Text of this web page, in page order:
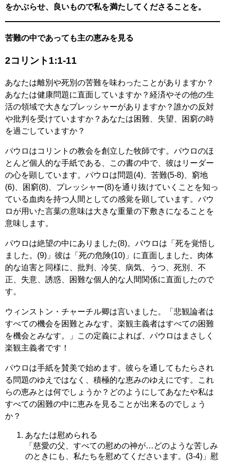
をかぶらせ、良いもので私を満たしてくださることを。
苦難の中であっても主の恵みを見る
2コリント1:1-11
あなたは離別や死別の苦難を味わったことがありますか？
あなたは健康問題に直面していますか？経済やその他の生
活の領域で大きなプレッシャーがありますか？誰かの反対
や批判を受けていますか？あなたは困難、失望、困窮の時
を過ごしていますか？
パウロはコリントの教会を創立した牧師です。パウロのほ
とんど個人的な手紙である、この書の中で、彼はリーダー
の心を顕しています。パウロは問題(4)、苦難(5-8)、窮地
(6)、困窮(8)、プレッシャー(8)を通り抜けていくことを知っ
ている血肉を持つ人間としての感覚を顕しています。パウ
ロが用いた言葉の意味は大きな重量の下敷きになることを
意味します。
パウロは絶望の中にありました(8)。パウロは「死を覚悟し
ました。(9)」彼は「死の危険(10)」に直面しました。肉体
的な迫害と同様に、批判、冷笑、病気、うつ、死別、不
正、失意、誘惑、困難な個人的な人間関係に直面したので
す。
ウィンストン・チャーチル卿は言いました。「悲観論者は
すべての機会を困難とみなす。楽観主義者はすべての困難
を機会とみなす。」この定義によれば、パウロはまさしく
楽観主義者です！
パウロは手紙を賛美で始めます。彼らを通してもたらされ
る問題のゆえではなく、積極的な恵みのゆえにです。これ
らの恵みとは何でしょうか？どのようにしてあなたや私は
すべての困難の中に恵みを見ることが出来るのでしょう
か？
あなたは慰められる
「慈愛の父、すべての慰めの神が…どのような苦しみ
のときにも、私たちを慰めてくださいます。(3-4)」慰